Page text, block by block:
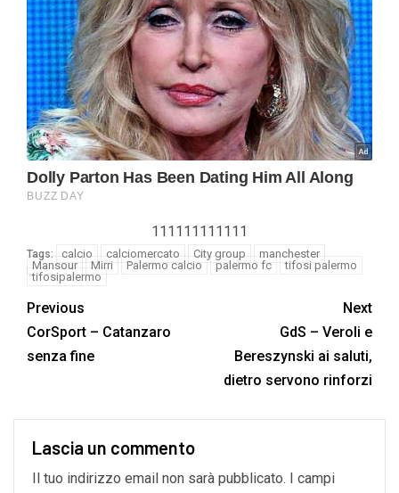
111111111111
Tags: calcio calciomercato City group
manchester
Mansour
Mirri Palermo calcio palermo fc
tifosi palermo
tifosipalermo
Previous
CorSport – Catanzaro
senza fine
Next
GdS – Veroli e
Bereszynski ai saluti,
dietro servono rinforzi
Lascia un commento
Il tuo indirizzo email non sarà pubblicato.
I campi